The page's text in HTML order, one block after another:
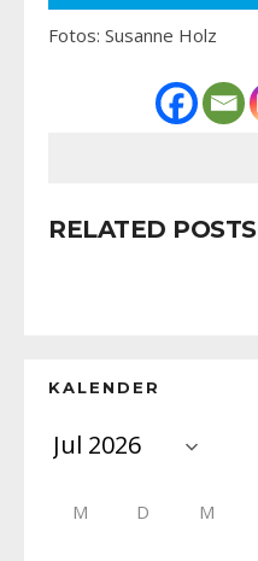
Fotos: Susanne Holz
RELATED POSTS
KALENDER
M D M